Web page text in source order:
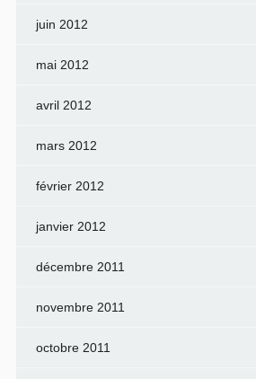
juin 2012
mai 2012
avril 2012
mars 2012
février 2012
janvier 2012
décembre 2011
novembre 2011
octobre 2011